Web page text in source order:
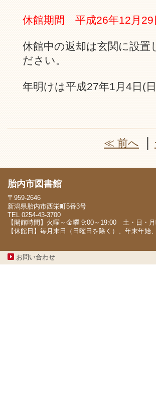
休館期間 平成26年12月29
休館中の返却は玄関に設
ださい。
年明けは平成27年1月4日(
≪ 前へ
胎内市図書館
〒959-2646
新潟県胎内市西栄町5番3号
TEL 0254-43-3700
【開館時間】火曜～金曜 9:00～19:00 土・日・
【休館日】毎月末日（日曜日を除く）、年末年始
お問い合わせ